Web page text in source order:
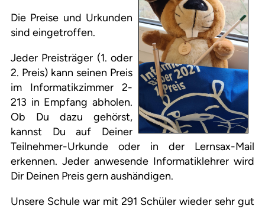
Die Preise und Urkunden
sind eingetroffen.
Jeder Preisträger (1. oder
2. Preis) kann seinen Preis
im Informatikzimmer 2-
213 in Empfang abholen.
Ob Du dazu gehörst,
kannst Du auf Deiner
Teilnehmer-Urkunde oder in der Lernsax-Mail
erkennen. Jeder anwesende Informatiklehrer wird
Dir Deinen Preis gern aushändigen.
Unsere Schule war mit 291 Schüler wieder sehr gut